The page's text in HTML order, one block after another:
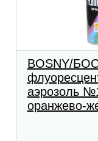
BOSNY/
аэрозоль
оранжево-